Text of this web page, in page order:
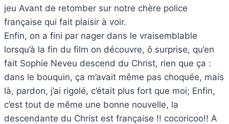
jeu Avant de retomber sur notre chère police
française qui fait plaisir à voir.
Enfin, on a fini par nager dans le vraisemblable
lorsqu’à la fin du film on découvre, ô surprise, qu’en
fait Sophie Neveu descend du Christ, rien que ça :
dans le bouquin, ça m’avait même pas choquée, mais
là, pardon, j’ai rigolé, c’était plus fort que moi; Enfin,
c’est tout de même une bonne nouvelle, la
descendante du Christ est française !! cocoricoo!! A